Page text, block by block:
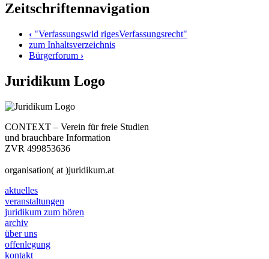
Zeitschriftennavigation
‹ "Verfassungswid rigesVerfassungsrecht"
zum Inhaltsverzeichnis
Bürgerforum ›
Juridikum Logo
CONTEXT – Verein für freie Studien
und brauchbare Information
ZVR 499853636
organisation( at )juridikum.at
aktuelles
veranstaltungen
juridikum zum hören
archiv
über uns
offenlegung
kontakt